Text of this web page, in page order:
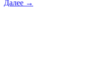
Далее →